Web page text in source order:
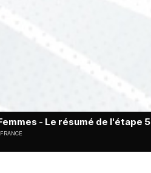
- Le résumé de l'étape 5